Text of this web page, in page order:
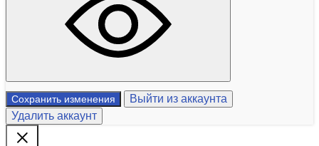
Сохранить изменения
Выйти из аккаунта
Удалить аккаунт